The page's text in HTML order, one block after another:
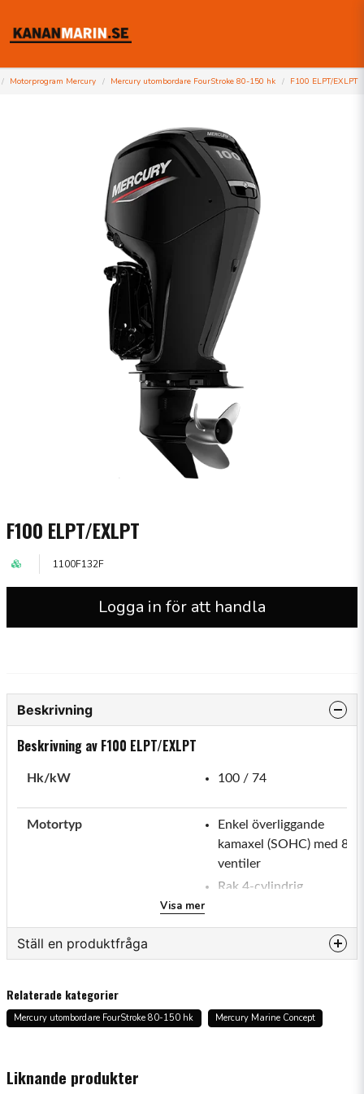
Motorprogram Mercury Mercury utombordare FourStroke 80-150 hk F100 ELPT/EXLPT
F100 ELPT/EXLPT
1100F132F
Logga in för att handla
Liknande produkter
Beskrivning
Beskrivning av F100 ELPT/EXLPT
Hk/kW 100 / 74
Motortyp
Enkel överliggande
kamaxel (SOHC) med 8
ventiler
Rak 4-cylindrig
Luftinsug
Prestandatrimmat
Visa mer
Ställ en produktfråga
Fråga oss något om denna produkten...
Namn
Relaterade kategorier
Mercury utombordare FourStroke 80-150 hk Mercury Marine Concept